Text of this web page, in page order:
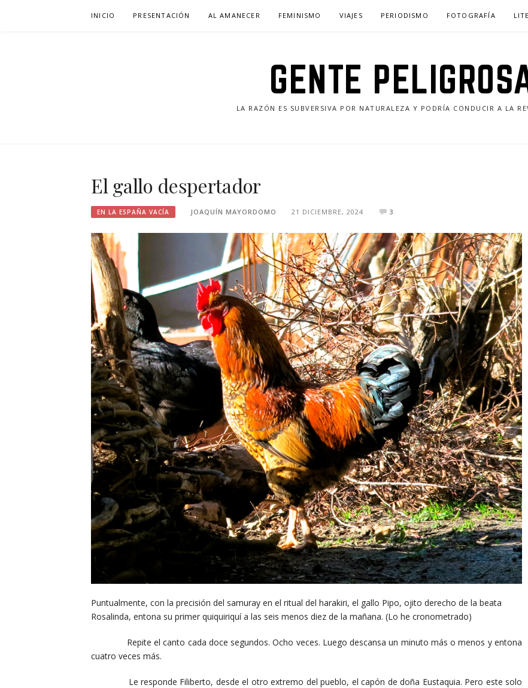
INICIO PRESENTACIÓN AL AMANECER FEMINISMO VIAJES PERIODISMO FOTOGRAFÍA
GENTE
LA RAZÓN ES SUBVERSIVA POR NATURALEZA Y PODRÍA CONDUCIR A LA
El gallo despertador
EN LA ESPAÑA VACÍA JOAQUÍN MAYORDOMO 21 DICIEMBRE, 2024 3
Puntualmente, con la precisión del samuray en el ritual del harakiri, el gallo Pipo, ojito derecho de la beata
Rosalinda, entona su primer quiquiriquí a las seis menos diez de la mañana. (Lo he cronometrado)
Repite el canto cada doce segundos. Ocho veces. Luego descansa un minuto más o menos y entona
cuatro veces más.
Le responde Filiberto, desde el otro extremo del pueblo, el capón de doña Eustaquia. Pero este solo